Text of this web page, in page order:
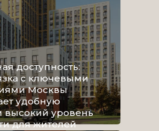
доступность:
с ключевыми
Москвы
удобную
высокий уровень
для жителей